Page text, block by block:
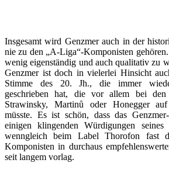
Insgesamt wird Genzmer auch in der
nie zu den „A-Liga“-Komponisten
wenig eigenständig und auch qualitativ zu
Genzmer ist doch in vielerlei Hinsicht
Stimme des 20. Jh., die immer
geschrieben hat, die vor allem bei
Strawinsky, Martinů oder Honegger
müsste. Es ist schön, dass das
einigen klingenden Würdigungen
wenngleich beim Label Thorofon fast
Komponisten in durchaus
seit langem vorlag.